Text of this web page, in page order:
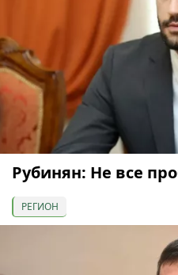
Рубинян: Не все
РЕГИОН